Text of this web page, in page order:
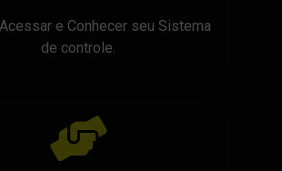
e Conhecer seu Sistema
de controle.